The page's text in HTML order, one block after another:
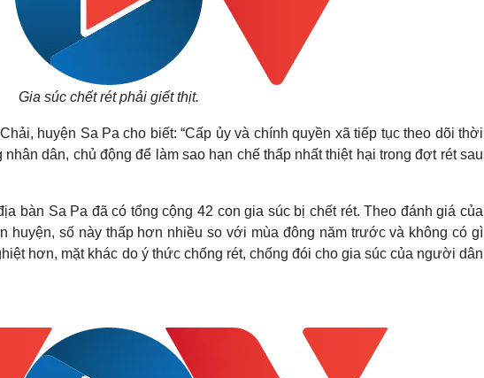
Gia súc chết rét phải giết thịt.
huyện Sa Pa cho biết: “Cấp ủy và chính quyền xã tiếp tục theo dõi thời
dân, chủ động để làm sao hạn chế thấp nhất thiệt hại trong đợt rét sau
bàn Sa Pa đã có tổng cộng 42 con gia súc bị chết rét. Theo đánh giá của
huyện, số này thấp hơn nhiều so với mùa đông năm trước và không có gì
hơn, mặt khác do ý thức chống rét, chống đói cho gia súc của người dân